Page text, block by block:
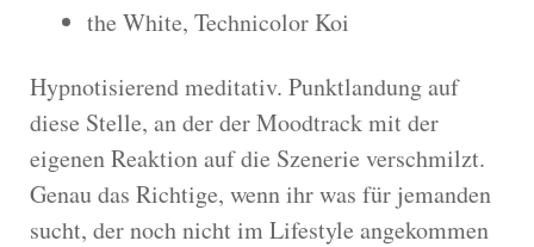
the White, Technicolor Koi
Hypnotisierend meditativ. Punktlandung auf
diese Stelle, an der der Moodtrack mit der
eigenen Reaktion auf die Szenerie verschmilzt.
Genau das Richtige, wenn ihr was für jemanden
sucht, der noch nicht im Lifestyle angekommen